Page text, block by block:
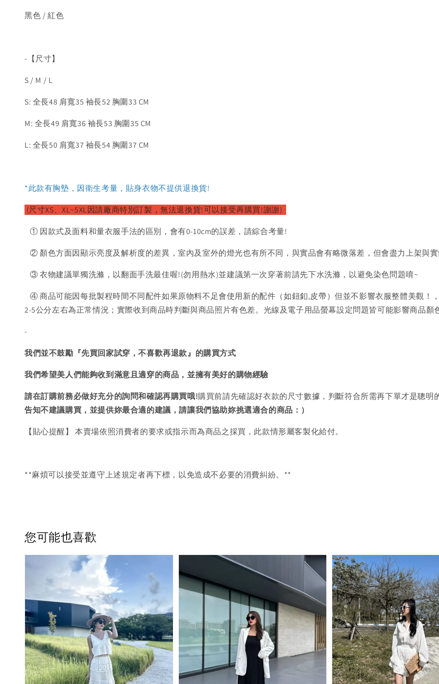
黑色 / 紅色
-【尺寸】
S / M / L
S: 全長48 肩寬35 袖長52 胸圍33 CM
M: 全長49 肩寬36 袖長53 胸圍35 CM
L: 全長50 肩寬37 袖長54 胸圍37 CM
*此款有胸墊，因衛生考量，貼身衣物不提供退換貨!
(尺寸XS、XL~5XL因請廠商特別訂製，無法退換貨!可以接受再購買!謝謝)
① 因款式及面料和量衣服手法的區別，會有0-10cm的誤差，請綜合考量!
② 顏色方面因顯示亮度及解析度的差異，室內及室外的燈光也有所不同，與實品會有略微落差，但會盡力上架與實
③ 衣物建議單獨洗滌，以翻面手洗最佳喔!(勿用熱水)並建議第一次穿著前請先下水洗滌，以避免染色問題唷~
④ 商品可能因每批製程時間不同配件如果原物料不足會使用新的配件（如鈕釦,皮帶）但並不影響衣服整體美觀！
2-5公分左右為正常情況；實際收到商品時判斷與商品照片有色差。光線及電子用品螢幕設定問題皆可能影響商品顏
-
我們並不鼓勵『先買回家試穿，不喜歡再退款』的購買方式
我們希望美人們能夠收到滿意且適穿的商品，並擁有美好的購物經驗
請在訂購前務必做好充分的詢問和確認再購買哦!購買前請先確認好衣款的尺寸數據，判斷符合所需再下單才是聰明
告知不建議購買， 並提供妳最合適的建議，請讓我們協助妳挑選適合的商品：）
【貼心提醒】 本賣場依照消費者的要求或指示而為商品之採買，此款情形屬客製化給付。
**麻煩可以接受並遵守上述規定者再下標，以免造成不必要的消費糾紛。**
您可能也喜歡